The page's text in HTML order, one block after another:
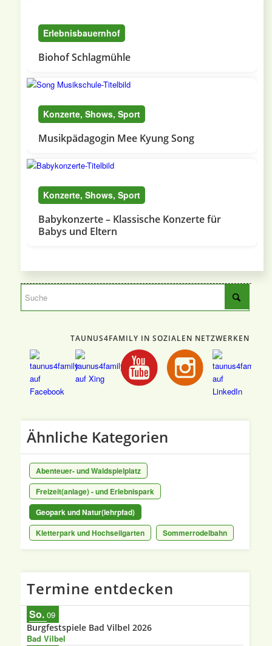
Erlebnisbauernhof
Biohof Schlagmühle
Konzerte, Shows, Sport
Musikpädagogin Mee Kyung Song
Konzerte, Shows, Sport
Babykonzerte – Klassische Konzerte für
Babys und Eltern
TAUNUS4FAMILY IN SOZIALEN NETZWERKEN
Ähnliche Kategorien
Abenteuer- und Waldspielplatz
Freizeit(anlage) - und Erlebnispark
Geopark und Natur(lehrpfad)
Kletterpark und Hochseilgarten
Sommerrodelbahn
Termine entdecken
So. 09
Burgfestspiele Bad Vilbel 2026
Bad Vilbel